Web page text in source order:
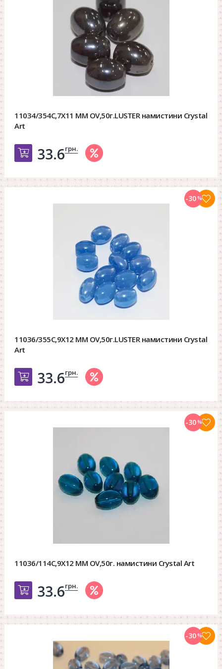
11034/354C,7X11 MM OV,50г.LUSTER намистини Crystal
Art
Добавить в корзину
33.6грн.
11036/355C,9X12 MM OV,50г.LUSTER намистини Crystal
Art
Добавить в корзину
33.6грн.
-30%
11036/114C,9X12 MM OV,50г. намистини Crystal Art
Добавить в корзину
33.6грн.
-30%
-30%